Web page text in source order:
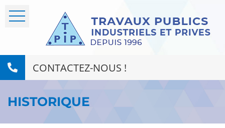
CONTACTEZ-NOUS !
HISTORIQUE